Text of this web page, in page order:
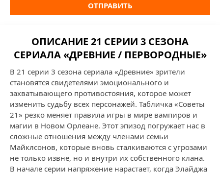
ОТПРАВИТЬ
ОПИСАНИЕ 21 СЕРИИ 3 СЕЗОНА
СЕРИАЛА «ДРЕВНИЕ / ПЕРВОРОДНЫЕ»
В 21 серии 3 сезона сериала «Древние» зрители
становятся свидетелями эмоционального и
захватывающего противостояния, которое может
изменить судьбу всех персонажей. Табличка «Советы
21» резко меняет правила игры в мире вампиров и
магии в Новом Орлеане. Этот эпизод погружает нас в
сложные отношения между членами семьи
Майклсонов, которые вновь сталкиваются с угрозами
не только извне, но и внутри их собственного клана.
В начале серии напряжение нарастает, когда Элайджа